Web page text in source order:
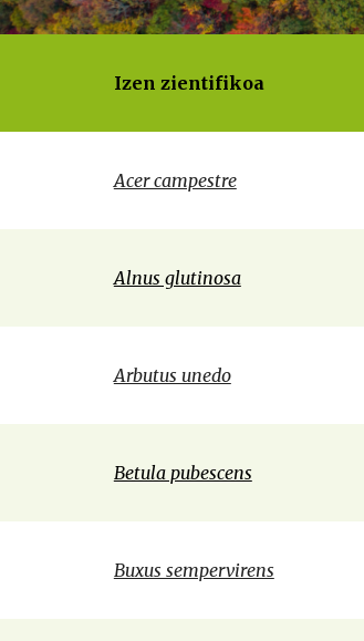
Izen zientifikoa
Acer campestre
Alnus glutinosa
Arbutus unedo
Betula pubescens
Buxus sempervirens